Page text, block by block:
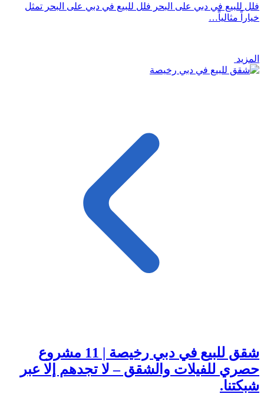
فلل للبيع في دبي على البحر فلل للبيع في دبي على البحر تمثل
خياراً مثالياً…
المزيد
شقق للبيع في دبي رخيصة | 11 مشروع
حصري للفيلات والشقق – لا تجدهم إلا عبر
شبكتنا.